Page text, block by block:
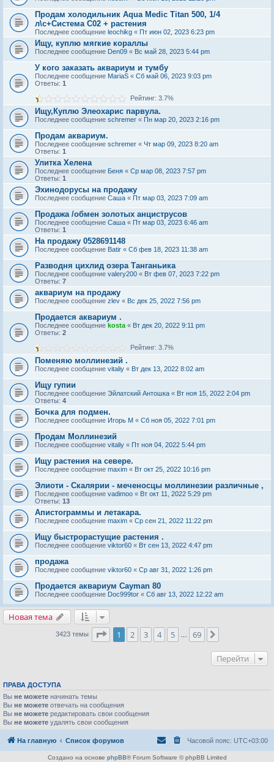
Продам холодильник Aqua Medic Titan 500, 1/4
л\с+Система С02 + растения
Последнее сообщение leochikg « Пт июн 02, 2023 6:23 pm
Ищу, куплю мягкие кораллы
Последнее сообщение Den09 « Вс май 28, 2023 5:44 pm
У кого заказать аквариум и тумбу
Последнее сообщение MariaS « Сб май 06, 2023 9:03 pm
Ответы: 1
Рейтинг: 3.7%
Ищу,Куплю Элеохарис парвула.
Последнее сообщение schremer « Пн мар 20, 2023 2:16 pm
Продам аквариум.
Последнее сообщение schremer « Чт мар 09, 2023 8:20 am
Ответы: 1
Улитка Хелена
Последнее сообщение Беня « Ср мар 08, 2023 7:57 pm
Ответы: 1
Эхинодорусы на продажу
Последнее сообщение Саша « Пт мар 03, 2023 7:09 am
Продажа /обмен золотых анциструсов
Последнее сообщение Саша « Пт мар 03, 2023 6:46 am
Ответы: 1
На продажу 0528691148
Последнее сообщение Batir « Сб фев 18, 2023 11:38 am
Разводня цихлид озера Танганьика
Последнее сообщение valery200 « Вт фев 07, 2023 7:22 pm
Ответы: 7
аквариум на продажу
Последнее сообщение zlev « Вс дек 25, 2022 7:56 pm
Продается аквариум .
Последнее сообщение kosta « Вт дек 20, 2022 9:11 pm
Ответы: 2
Рейтинг: 3.7%
Поменяю моллинезий .
Последнее сообщение vitaliy « Вт дек 13, 2022 8:02 am
Ищу гупии
Последнее сообщение Эйлатский Антошка « Вт ноя 15, 2022 2:04 pm
Ответы: 4
Бочка для подмен.
Последнее сообщение Игорь М « Сб ноя 05, 2022 7:01 pm
Продам Моллинезий
Последнее сообщение vitaliy « Пт ноя 04, 2022 5:44 pm
Ищу растения на севере.
Последнее сообщение maxim « Вт окт 25, 2022 10:16 pm
Элиоти - Скалярии - меченосцы моллинезии различные ,
Последнее сообщение vadimoo « Вт окт 11, 2022 5:29 pm
Ответы: 13
Апистограммы и летакара.
Последнее сообщение maxim « Ср сен 21, 2022 11:22 pm
Ищу быстрорастущие растения .
Последнее сообщение viktor60 « Вт сен 13, 2022 4:47 pm
продажа
Последнее сообщение viktor60 « Ср авг 31, 2022 1:26 pm
Продается аквариум Cayman 80
Последнее сообщение Doc999tor « Сб авг 13, 2022 12:22 am
Новая тема
3423 темы Страница1 из
1 2 3 4 5 69
Перейти
ПРАВА ДОСТУПА
Вы не можете начинать темы
Вы не можете отвечать на сообщения
Вы не можете редактировать свои сообщения
Вы не можете удалять свои сообщения
На главную Список форумов Часовой пояс: UTC+03:00
Создано на основе phpBB® Forum Software © phpBB Limited